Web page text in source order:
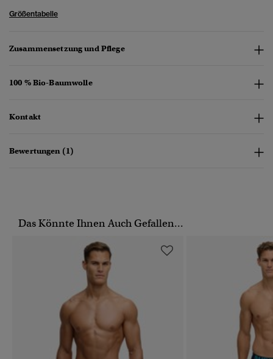
Größentabelle
Zusammensetzung und Pflege
100 % Bio-Baumwolle
Kontakt
Bewertungen (1)
Das Könnte Ihnen Auch Gefallen...